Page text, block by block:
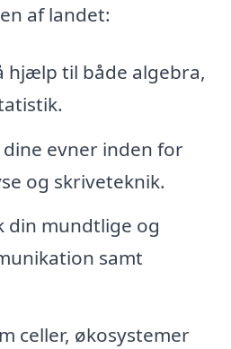
af landet:
hjælp til både algebra,
dine evner inden for
og skriveteknik.
din mundtlige og
samt
celler, økosystemer